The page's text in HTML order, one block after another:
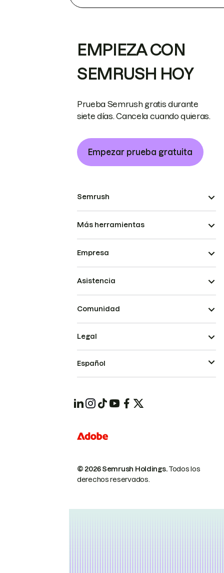
EMPIEZA CON
SEMRUSH HOY
Prueba Semrush gratis durante
siete días. Cancela cuando quieras.
Empezar prueba gratuita
Semrush
Más herramientas
Empresa
Asistencia
Comunidad
© 2026 Semrush Holdings.Todos los
derechos reservados.
Legal
Español